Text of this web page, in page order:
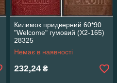
Килимок придверний 60*90
"Welcome" гумовий (X2-165)
28325
Немає в наявності
232,24 ₴